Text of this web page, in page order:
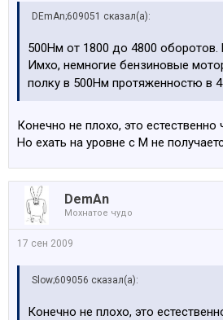
DEmAn;609051 сказал(а):
500Нм от 1800 до 4800 оборотов.
Имхо, немногие бензиновые
полку в 500Нм протяженностю в
Конечно не плохо, это естественно
Но ехать на уровне с М не
DemAn
Мохнатое чудо
17 сен 2009
Slow;609056 сказал(а):
Конечно не плохо, это